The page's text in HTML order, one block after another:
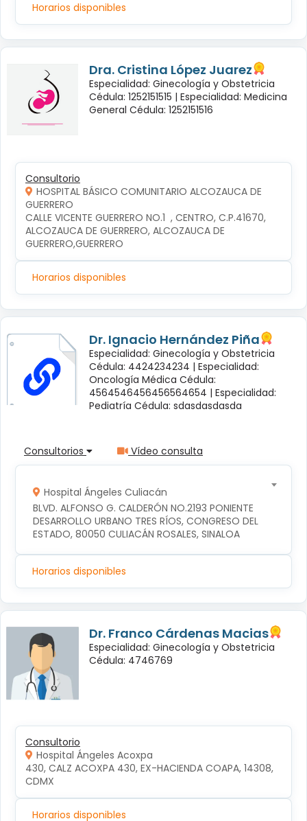
Horarios disponibles
Dra. Cristina López Juarez
Especialidad: Ginecología y Obstetricia
Cédula: 1252151515 | Especialidad: Medicina
General Cédula: 1252151516
Consultorio
HOSPITAL BÁSICO COMUNITARIO ALCOZAUCA DE
GUERRERO
CALLE VICENTE GUERRERO NO.1  , CENTRO, C.P.41670,
ALCOZAUCA DE GUERRERO, ALCOZAUCA DE
GUERRERO,GUERRERO
Horarios disponibles
Dr. Ignacio Hernández Piña
Especialidad: Ginecología y Obstetricia
Cédula: 4424234234 | Especialidad:
Oncología Médica Cédula:
4564546456456564654 | Especialidad:
Pediatría Cédula: sdasdasdasda
Consultorios Vídeo consulta
Hospital Ángeles Culiacán
BLVD. ALFONSO G. CALDERÓN NO.2193 PONIENTE
DESARROLLO URBANO TRES RÍOS, CONGRESO DEL
ESTADO, 80050 CULIACÁN ROSALES, SINALOA
Horarios disponibles
Dr. Franco Cárdenas Macias
Especialidad: Ginecología y Obstetricia
Cédula: 4746769
Consultorio
Hospital Ángeles Acoxpa
430, CALZ ACOXPA 430, EX-HACIENDA COAPA, 14308,
CDMX
Horarios disponibles